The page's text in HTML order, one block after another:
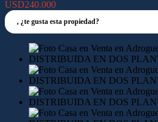
USD240.000
, ¿te gusta esta propiedad?